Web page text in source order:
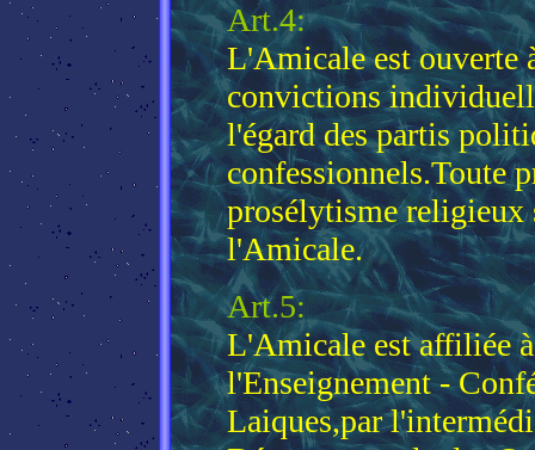
Art.4:
L'Amicale est ouverte
convictions
l'égard des partis
confessionnels.Toute
prosélytisme religieux
l'Amicale.
Art.5:
L'Amicale est affiliée
l'Enseignement -
Laiques,par